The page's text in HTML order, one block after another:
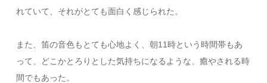
れていて、それがとても面白く感じられた。
また、笛の音色もとても心地よく、朝11時という時間帯もあ
って、どこかとろりとした気持ちになるような、癒やされる時
間でもあった。